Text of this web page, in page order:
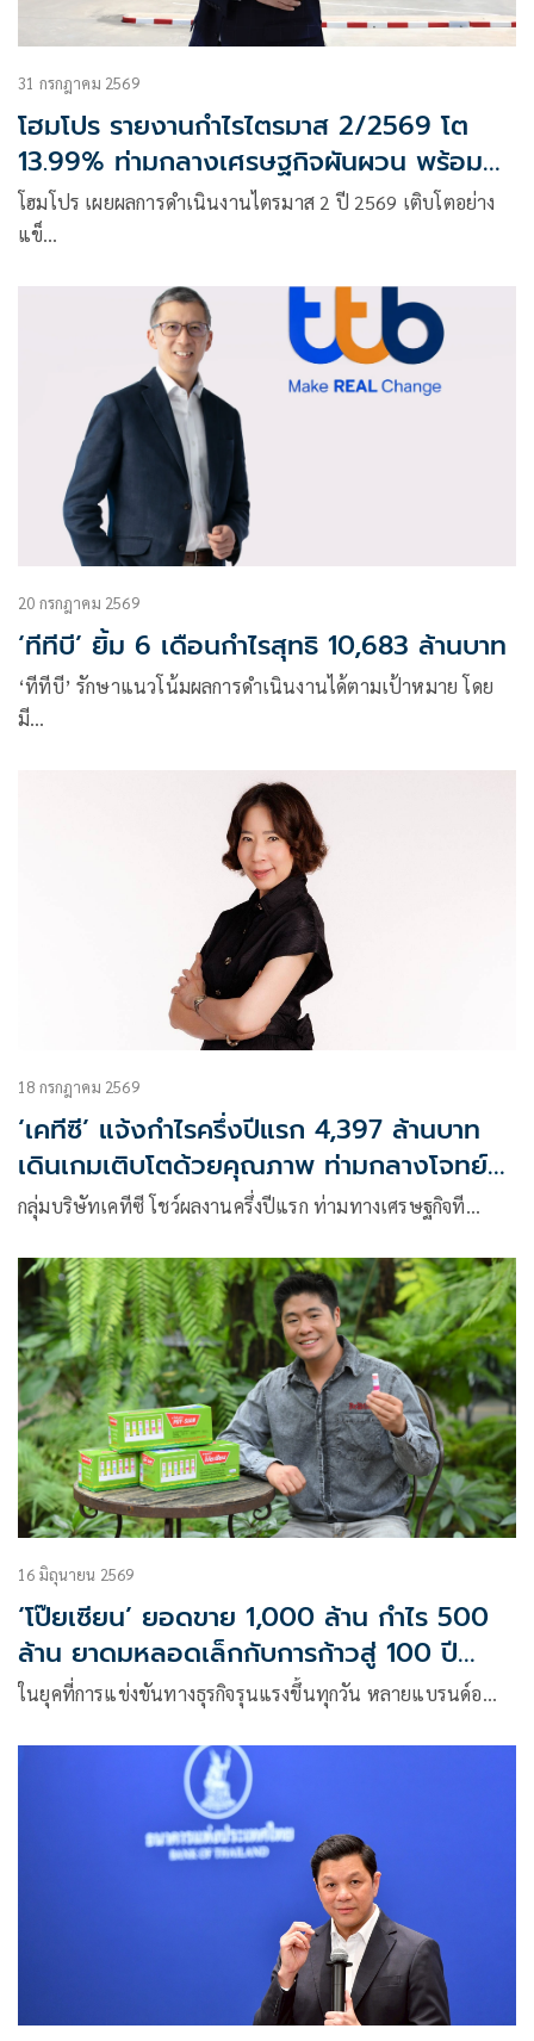
31 กรกฎาคม 2569
โฮมโปร รายงานกำไรไตรมาส 2/2569 โต
13.99% ท่ามกลางเศรษฐกิจผันผวน พร้อม
เดินหน้าขยายสาขา
โฮมโปร เผยผลการดำเนินงานไตรมาส 2 ปี 2569 เติบโตอย่าง
แข็…
20 กรกฎาคม 2569
‘ทีทีบี’ ยิ้ม 6 เดือนกำไรสุทธิ 10,683 ล้านบาท
‘ทีทีบี’ รักษาแนวโน้มผลการดำเนินงานได้ตามเป้าหมาย โดย
มี…
18 กรกฎาคม 2569
‘เคทีซี’ แจ้งกำไรครึ่งปีแรก 4,397 ล้านบาท
เดินเกมเติบโตด้วยคุณภาพ ท่ามกลางโจทย์
เศรษฐกิจที่ท้าทาย
กลุ่มบริษัทเคทีซี โชว์ผลงานครึ่งปีแรก ท่ามทางเศรษฐกิจที…
16 มิถุนายน 2569
‘โป๊ยเซียน’ ยอดขาย 1,000 ล้าน กำไร 500
ล้าน ยาดมหลอดเล็กกับการก้าวสู่ 100 ปี
เติบโตทางธุรกิจแบบยั่งยืน และสร้างคุณค่า
ในยุคที่การแข่งขันทางธุรกิจรุนแรงขึ้นทุกวัน หลายแบรนด์อ…